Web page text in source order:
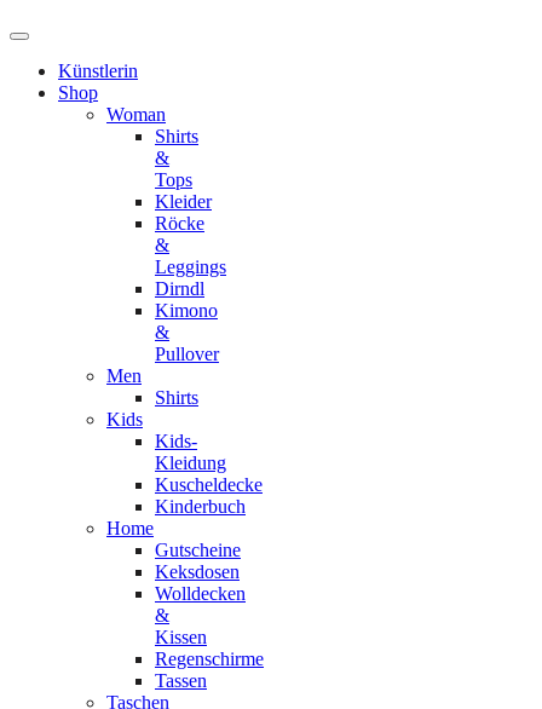
Künstlerin
Shop
Woman
Shirts
&
Tops
Kleider
Röcke
&
Leggings
Dirndl
Kimono
&
Pullover
Men
Shirts
Kids
Kids-
Kleidung
Kuscheldecke
Kinderbuch
Home
Gutscheine
Keksdosen
Wolldecken
&
Kissen
Regenschirme
Tassen
Taschen